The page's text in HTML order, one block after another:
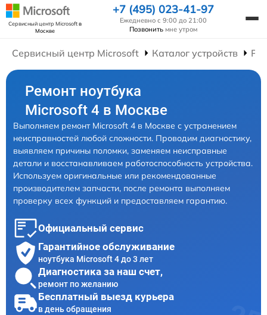
Сервисный центр Microsoftв
Москве
+7 (495) 023-41-97
Ежедневно с 9:00 до 21:00
Позвонить мне утром
Сервисный центр Microsoft Каталог устройств
Ремонт ноутбука
Microsoft 4 в Москве
Выполняем ремонт Microsoft 4 в Москве с устранением
неисправностей любой сложности. Проводим диагностику,
выявляем причины поломки, заменяем неисправные
детали и восстанавливаем работоспособность устройства.
Используем оригинальные или рекомендованные
производителем запчасти, после ремонта выполняем
проверку всех функций и предоставляем гарантию.
Официальный сервис
Гарантийное обслуживание
ноутбука Microsoft 4 до 3 лет
Диагностика за наш счет,
ремонт по желанию
Бесплатный выезд курьера
в день обращения